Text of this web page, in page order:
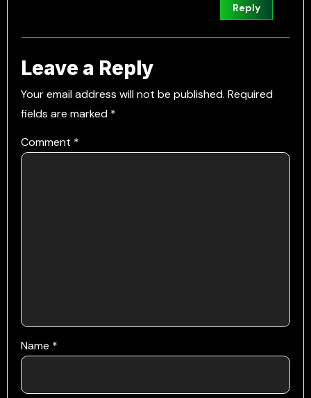
Reply
Leave a Reply
Your email address will not be published. Required
fields are marked *
Comment *
Name *